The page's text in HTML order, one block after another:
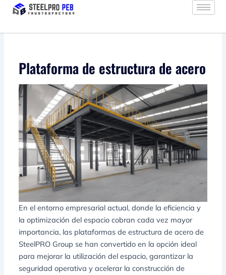
Plataforma de estructura de acero
En el entorno empresarial actual, donde la eficiencia y
la optimización del espacio cobran cada vez mayor
importancia, las plataformas de estructura de acero de
SteelPRO Group se han convertido en la opción ideal
para mejorar la utilización del espacio, garantizar la
seguridad operativa y acelerar la construcción de